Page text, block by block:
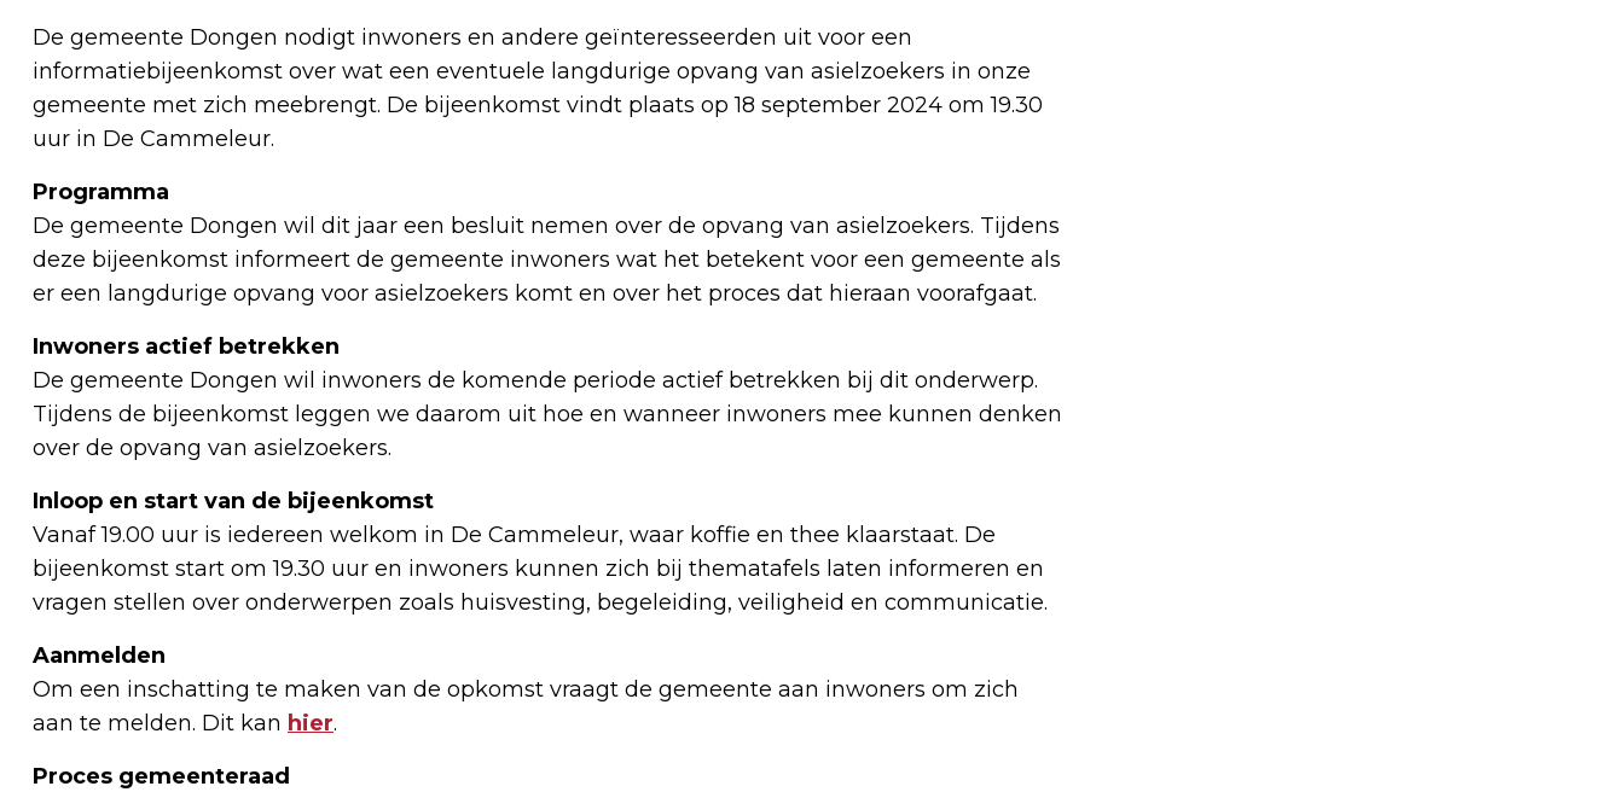
De gemeente Dongen nodigt inwoners en andere geïnteresseerden uit voor een
informatiebijeenkomst over wat een eventuele langdurige opvang van asielzoekers in onze
gemeente met zich meebrengt. De bijeenkomst vindt plaats op 18 september 2024 om 19.30
uur in De Cammeleur.
Programma
De gemeente Dongen wil dit jaar een besluit nemen over de opvang van asielzoekers. Tijdens
deze bijeenkomst informeert de gemeente inwoners wat het betekent voor een gemeente als
er een langdurige opvang voor asielzoekers komt en over het proces dat hieraan voorafgaat.
Inwoners actief betrekken
De gemeente Dongen wil inwoners de komende periode actief betrekken bij dit onderwerp.
Tijdens de bijeenkomst leggen we daarom uit hoe en wanneer inwoners mee kunnen denken
over de opvang van asielzoekers.
Inloop en start van de bijeenkomst
Vanaf 19.00 uur is iedereen welkom in De Cammeleur, waar koffie en thee klaarstaat. De
bijeenkomst start om 19.30 uur en inwoners kunnen zich bij thematafels laten informeren en
vragen stellen over onderwerpen zoals huisvesting, begeleiding, veiligheid en communicatie.
Aanmelden
Om een inschatting te maken van de opkomst vraagt de gemeente aan inwoners om zich
aan te melden. Dit kan hier.
Proces gemeenteraad